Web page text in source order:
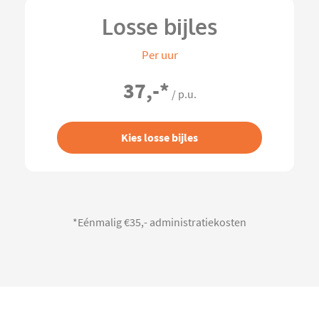
Losse bijles
Per uur
37,-* / p.u.
Kies losse bijles
*Eénmalig €35,- administratiekosten